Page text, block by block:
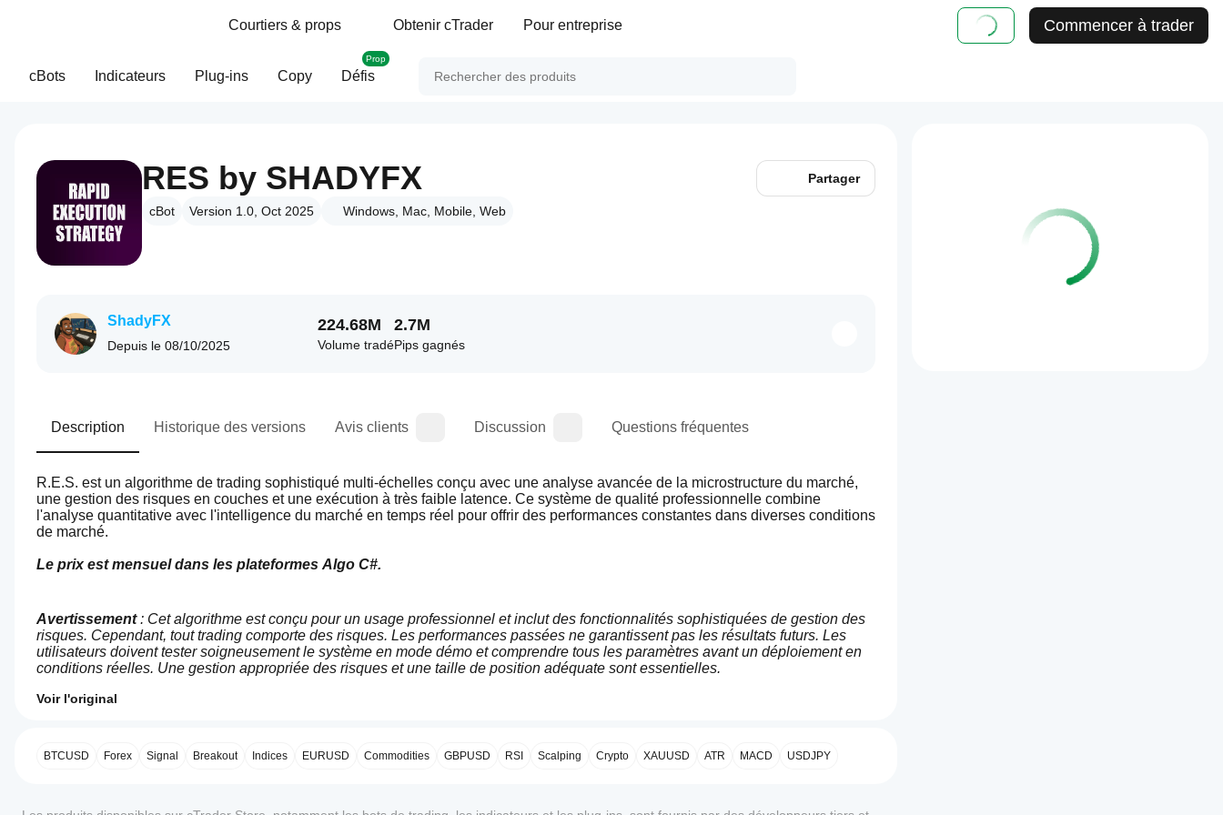
Courtiers & props Obtenir cTrader Pour entreprise Commencer à trader
cBots Indicateurs Plug-ins Copy Défis
Prop
RES by SHADYFX
cBot Version 1.0, Oct 2025 Windows, Mac, Mobile, Web
Partager
ShadyFX
Depuis le 08/10/2025
224.68M
Volume tradé
2.7M
Pips gagnés
Description Historique des versions Avis clients Discussion Questions fréquentes
R.E.S. est un algorithme de trading sophistiqué multi-échelles conçu avec une analyse avancée de la microstructure du marché,
une gestion des risques en couches et une exécution à très faible latence. Ce système de qualité professionnelle combine
l'analyse quantitative avec l'intelligence du marché en temps réel pour offrir des performances constantes dans diverses conditions
de marché.
Le prix est mensuel dans les plateformes Algo C#.
Avertissement : Cet algorithme est conçu pour un usage professionnel et inclut des fonctionnalités sophistiquées de gestion des
risques. Cependant, tout trading comporte des risques. Les performances passées ne garantissent pas les résultats futurs. Les
utilisateurs doivent tester soigneusement le système en mode démo et comprendre tous les paramètres avant un déploiement en
conditions réelles. Une gestion appropriée des risques et une taille de position adéquate sont essentielles.
Voir l'original
un cBot ?
démarrez
sont les
BTCUSD Forex Signal Breakout Indices EURUSD Commodities GBPUSD RSI Scalping Crypto XAUUSD ATR MACD USDJPY